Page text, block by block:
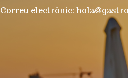
Correu electrònic: